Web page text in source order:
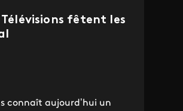
fêtent les
connaît aujourd’hui un